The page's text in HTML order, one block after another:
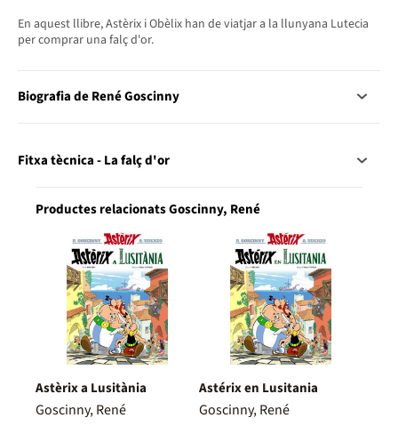
En aquest llibre, Astèrix i Obèlix han de viatjar a la llunyana Lutecia
per comprar una falç d'or.
Biografia de René Goscinny
Fitxa tècnica - La falç d'or
Productes relacionats Goscinny, René
Astèrix a Lusitània
Goscinny, René
Astérix en Lusitania
Goscinny, René